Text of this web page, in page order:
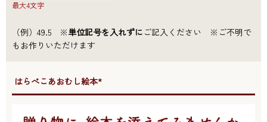
最大4文字
（例）49.5 ※単位記号を入れずに ご記入ください ※ご不明で
もお作りいただけます
●はらぺこあおむし絵本*